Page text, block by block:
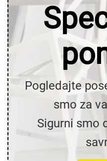
Pogledajte
smo za
Sigurni smo